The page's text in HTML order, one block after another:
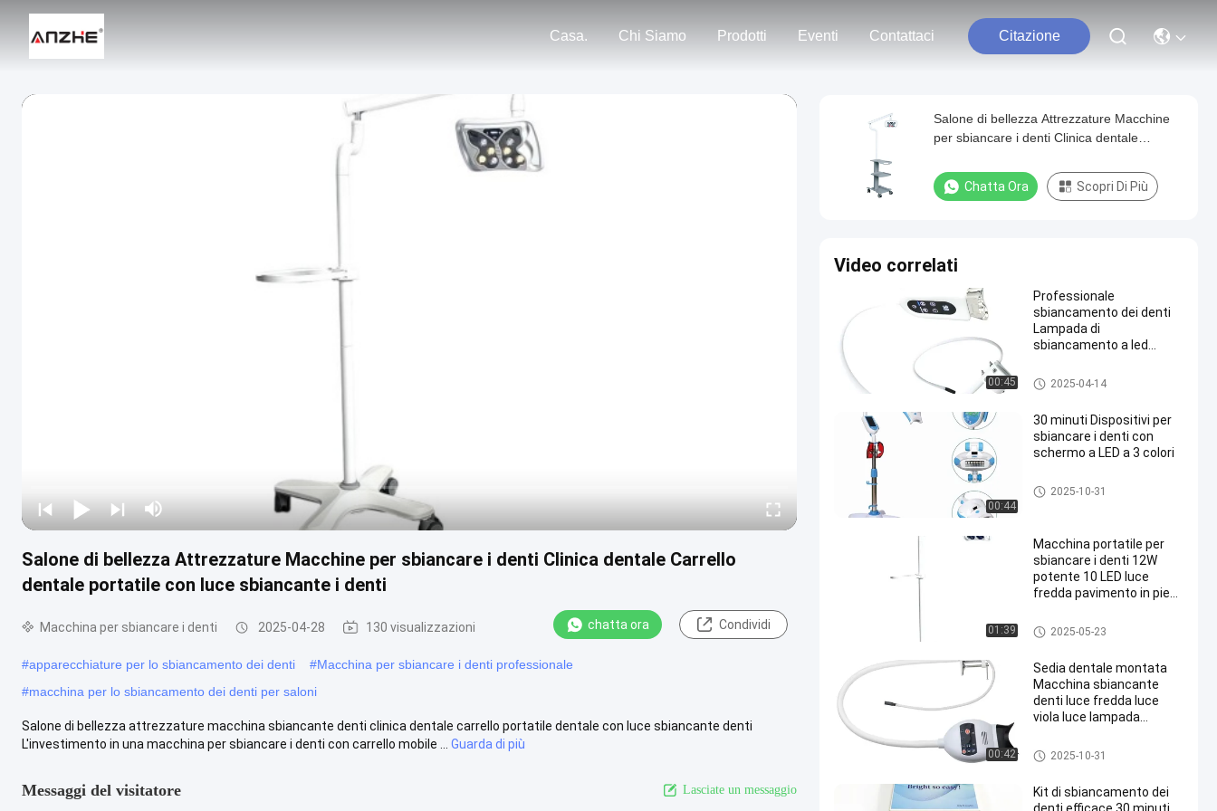
Casa. Chi Siamo Prodotti Eventi Contattaci Citazione
Salone di bellezza Attrezzature Macchine per sbiancare i denti Clinica dentale Carrello
dentale portatile con luce sbiancante i denti
Macchina per sbiancare i denti 2025-04-28 130 visualizzazioni chatta ora Condividi
#apparecchiature per lo sbiancamento dei denti #Macchina per sbiancare i denti professionale
#macchina per lo sbiancamento dei denti per saloni
Salone di bellezza attrezzature macchina sbiancante denti clinica dentale carrello portatile dentale con luce sbiancante denti
L'investimento in una macchina per sbiancare i denti con carrello mobile ...
Guarda di più
Messaggi del visitatore Lasciate un messaggio
Salone di bellezza Attrezzature Macchine
per sbiancare i denti Clinica dentale
sbiancante i denti
Chatta Ora Scopri Di Più
Video correlati
00:45
Professionale
sbiancamento dei denti
Lampada di
sbiancamento a led
Macchina sbiancante dei
denti
Macchina per sbiancare i denti
2025-04-14
00:44
30 minuti Dispositivi per
sbiancare i denti con
schermo a LED a 3 colori
Macchina per sbiancare i denti
2025-10-31
01:39
Macchina portatile per
sbiancare i denti 12W
potente 10 LED luce
fredda pavimento in piedi
sbiancamento
Macchina per sbiancare i denti
2025-05-23
00:42
Sedia dentale montata
Macchina sbiancante
denti luce fredda luce
viola luce lampada
Macchina per sbiancare i denti
2025-10-31
Kit di sbiancamento dei